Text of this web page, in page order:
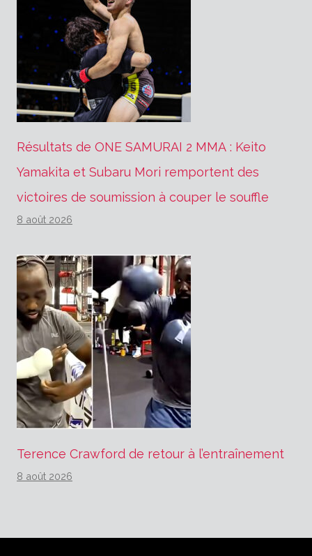
Résultats de ONE SAMURAI 2 MMA : Keito
Yamakita et Subaru Mori remportent des
victoires de soumission à couper le souffle
8 août 2026
Terence Crawford de retour à l’entraînement
8 août 2026